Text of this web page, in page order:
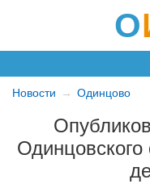
О
Новости Одинцово
Одинцовского